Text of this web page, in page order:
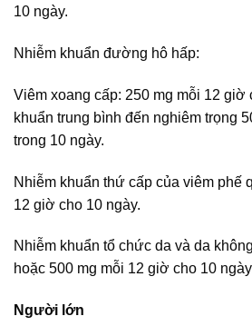
10 ngày.
Nhiễm khuẩn đường hô hấp:
Viêm xoang cấp: 250 mg mỗi 12 giờ
khuẩn trung bình đến nghiêm trọng
trong 10 ngày.
Nhiễm khuẩn thứ cấp của viêm phế
12 giờ cho 10 ngày.
Nhiễm khuẩn tổ chức da và da
hoặc 500 mg mỗi 12 giờ cho 10
Người lớn